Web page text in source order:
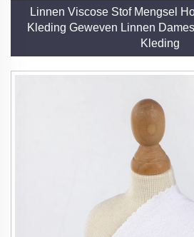
Linnen Viscose Stof Mengsel
Kleding Geweven Linnen
Kleding